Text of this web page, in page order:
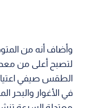
وأضاف أنه من
لتصبح أعلى من
الطقس صيفي
في الأغوار والبحر